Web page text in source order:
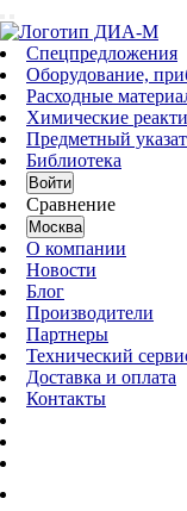
Спецпредложения
Оборудование,
Расходные
Химические
Предметный
Библиотека
Войти
Сравнение
Москва
О компании
Новости
Блог
Производители
Партнеры
Технический
Доставка и оплата
Контакты